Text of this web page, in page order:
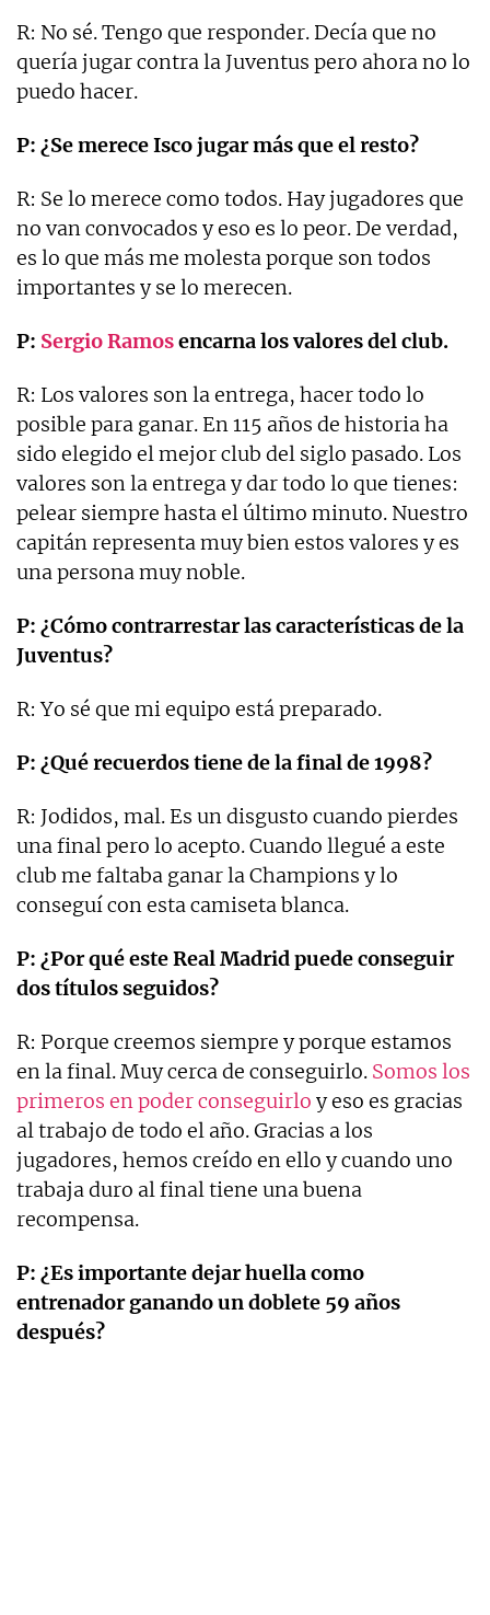
R: No sé. Tengo que responder. Decía que no
quería jugar contra la Juventus pero ahora no lo
puedo hacer.
P: ¿Se merece Isco jugar más que el resto?
R: Se lo merece como todos. Hay jugadores que
no van convocados y eso es lo peor. De verdad,
es lo que más me molesta porque son todos
importantes y se lo merecen.
P: Sergio Ramosencarna los valores del club.
R: Los valores son la entrega, hacer todo lo
posible para ganar. En 115 años de historia ha
sido elegido el mejor club del siglo pasado. Los
valores son la entrega y dar todo lo que tienes:
pelear siempre hasta el último minuto. Nuestro
capitán representa muy bien estos valores y es
una persona muy noble.
P: ¿Cómo contrarrestar las características de la
Juventus?
R: Yo sé que mi equipo está preparado.
P: ¿Qué recuerdos tiene de la final de 1998?
R: Jodidos, mal. Es un disgusto cuando pierdes
una final pero lo acepto. Cuando llegué a este
club me faltaba ganar la Champions y lo
conseguí con esta camiseta blanca.
P: ¿Por qué este Real Madrid puede conseguir
dos títulos seguidos?
R: Porque creemos siempre y porque estamos
en la final. Muy cerca de conseguirlo. Somos los
primeros en poder conseguirlo y eso es gracias
al trabajo de todo el año. Gracias a los
jugadores, hemos creído en ello y cuando uno
trabaja duro al final tiene una buena
recompensa.
P: ¿Es importante dejar huella como
entrenador ganando un doblete 59 años
después?